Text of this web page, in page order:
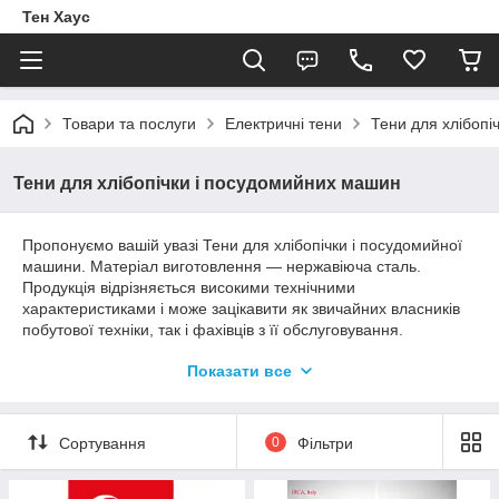
Тен Хаус
Товари та послуги Електричні тени Тени для
Тени для хлібопічки і посудомийних машин
Пропонуємо вашій увазі Тени для хлібопічки і посудомийної
машини. Матеріал виготовлення — нержавіюча сталь.
Продукція відрізняється високими технічними
характеристиками і може зацікавити як звичайних власників
побутової техніки, так і фахівців з її обслуговування.
офіційною гарантією виробника.
Якісні Тени для хлібопічки,
посудомийної машини
Показати все
Сортування 0 Фільтри